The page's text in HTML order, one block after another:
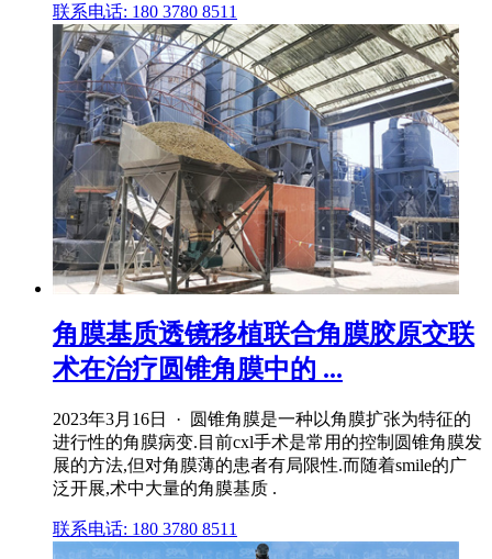
联系电话: 180 3780 8511
角膜基质透镜移植联合角膜胶原交联
术在治疗圆锥角膜中的 ...
2023年3月16日 · 圆锥角膜是一种以角膜扩张为特征的
进行性的角膜病变.目前cxl手术是常用的控制圆锥角膜发
展的方法,但对角膜薄的患者有局限性.而随着smile的广
泛开展,术中大量的角膜基质 .
联系电话: 180 3780 8511